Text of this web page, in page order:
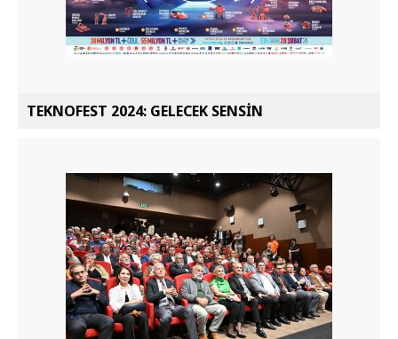
TEKNOFEST 2024: GELECEK SENSİN